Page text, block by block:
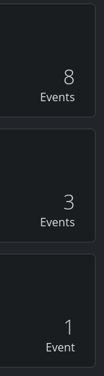
8
Events
3
Events
1
Event